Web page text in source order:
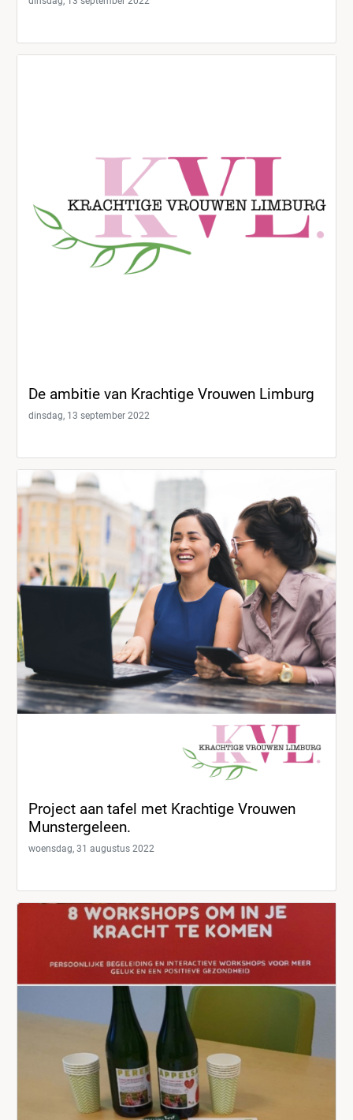
De ambitie van Krachtige Vrouwen Limburg
dinsdag, 13 september 2022
Project aan tafel met Krachtige Vrouwen
Munstergeleen.
woensdag, 31 augustus 2022